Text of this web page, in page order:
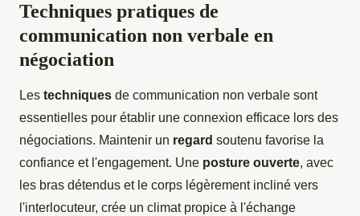
Techniques pratiques de
communication non verbale en
négociation
Les techniques de communication non verbale sont
essentielles pour établir une connexion efficace lors des
négociations. Maintenir un regard soutenu favorise la
confiance et l'engagement. Une posture ouverte, avec
les bras détendus et le corps légèrement incliné vers
l'interlocuteur, crée un climat propice à l'échange